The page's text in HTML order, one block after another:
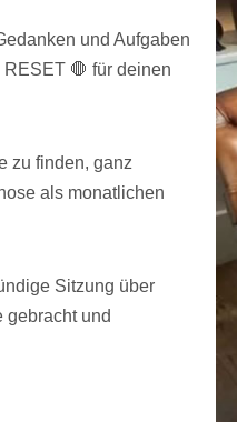
und Aufgaben
🛑 für deinen
zu finden, ganz
als monatlichen
Sitzung über
gebracht und